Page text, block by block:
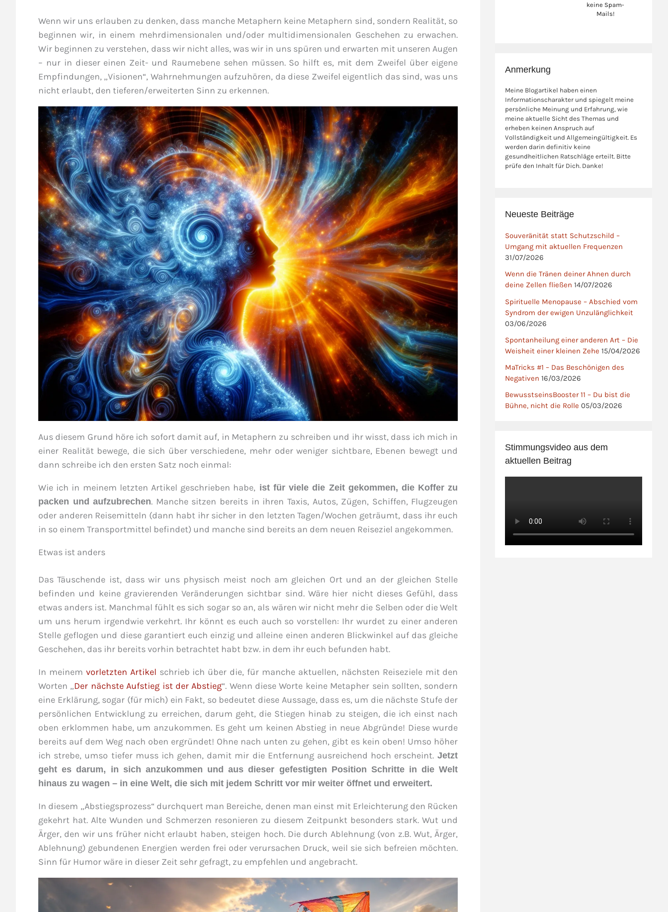
Wenn wir uns erlauben zu denken, dass manche Metaphern keine Metaphern sind, sondern Realität, so
beginnen wir, in einem mehrdimensionalen und/oder multidimensionalen Geschehen zu erwachen.
Wir beginnen zu verstehen, dass wir nicht alles, was wir in uns spüren und erwarten mit unseren Augen
– nur in dieser einen Zeit- und Raumebene sehen müssen. So hilft es, mit dem Zweifel über eigene
Empfindungen, „Visionen“, Wahrnehmungen aufzuhören, da diese Zweifel eigentlich das sind, was uns
nicht erlaubt, den tieferen/erweiterten Sinn zu erkennen.
Aus diesem Grund höre ich sofort damit auf, in Metaphern zu schreiben und ihr wisst, dass ich mich in
einer Realität bewege, die sich über verschiedene, mehr oder weniger sichtbare, Ebenen bewegt und
dann schreibe ich den ersten Satz noch einmal:
Wie ich in meinem letzten Artikel geschrieben habe, ist für viele die Zeit gekommen, die Koffer zu
packen und aufzubrechen. Manche sitzen bereits in ihren Taxis, Autos, Zügen, Schiffen, Flugzeugen
oder anderen Reisemitteln (dann habt ihr sicher in den letzten Tagen/Wochen geträumt, dass ihr euch
in so einem Transportmittel befindet) und manche sind bereits an dem neuen Reiseziel angekommen.
Etwas ist anders
Das Täuschende ist, dass wir uns physisch meist noch am gleichen Ort und an der gleichen Stelle
befinden und keine gravierenden Veränderungen sichtbar sind. Wäre hier nicht dieses Gefühl, dass
etwas anders ist. Manchmal fühlt es sich sogar so an, als wären wir nicht mehr die Selben oder die Welt
um uns herum irgendwie verkehrt. Ihr könnt es euch auch so vorstellen: Ihr wurdet zu einer anderen
Stelle geflogen und diese garantiert euch einzig und alleine einen anderen Blickwinkel auf das gleiche
Geschehen, das ihr bereits vorhin betrachtet habt bzw. in dem ihr euch befunden habt.
In meinem vorletzten Artikel schrieb ich über die, für manche aktuellen, nächsten Reiseziele mit den
Worten „Der nächste Aufstieg ist der Abstieg“. Wenn diese Worte keine Metapher sein sollten, sondern
eine Erklärung, sogar (für mich) ein Fakt, so bedeutet diese Aussage, dass es, um die nächste Stufe der
persönlichen Entwicklung zu erreichen, darum geht, die Stiegen hinab zu steigen, die ich einst nach
oben erklommen habe, um anzukommen. Es geht um keinen Abstieg in neue Abgründe! Diese wurde
bereits auf dem Weg nach oben ergründet! Ohne nach unten zu gehen, gibt es kein oben! Umso höher
ich strebe, umso tiefer muss ich gehen, damit mir die Entfernung ausreichend hoch erscheint. Jetzt
geht es darum, in sich anzukommen und aus dieser gefestigten Position Schritte in die Welt
hinaus zu wagen – in eine Welt, die sich mit jedem Schritt vor mir weiter öffnet und erweitert.
In diesem „Abstiegsprozess“ durchquert man Bereiche, denen man einst mit Erleichterung den Rücken
gekehrt hat. Alte Wunden und Schmerzen resonieren zu diesem Zeitpunkt besonders stark. Wut und
Ärger, den wir uns früher nicht erlaubt haben, steigen hoch. Die durch Ablehnung (von z.B. Wut, Ärger,
Ablehnung) gebundenen Energien werden frei oder verursachen Druck, weil sie sich befreien möchten.
Sinn für Humor wäre in dieser Zeit sehr gefragt, zu empfehlen und angebracht.
keine Spam-
Mails!
Anmerkung
Meine Blogartikel haben einen
Informationscharakter und spiegelt meine
persönliche Meinung und Erfahrung, wie
meine aktuelle Sicht des Themas und
erheben keinen Anspruch auf
Vollständigkeit und Allgemeingültigkeit. Es
werden darin definitiv keine
gesundheitlichen Ratschläge erteilt. Bitte
prüfe den Inhalt für Dich. Danke!
Neueste Beiträge
Souveränität statt Schutzschild –
Umgang mit aktuellen Frequenzen
31/07/2026
Wenn die Tränen deiner Ahnen durch
deine Zellen fließen 14/07/2026
Spirituelle Menopause – Abschied vom
Syndrom der ewigen Unzulänglichkeit
03/06/2026
Spontanheilung einer anderen Art – Die
Weisheit einer kleinen Zehe 15/04/2026
MaTricks #1 – Das Beschönigen des
Negativen 16/03/2026
BewusstseinsBooster 11 – Du bist die
Bühne, nicht die Rolle 05/03/2026
Stimmungsvideo aus dem
aktuellen Beitrag